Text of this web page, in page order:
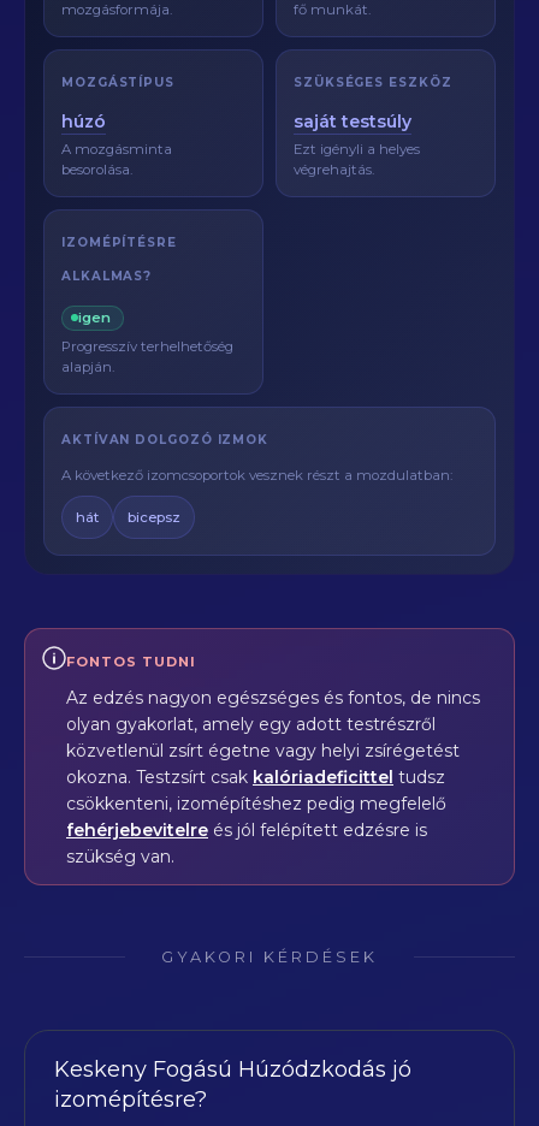
mozgásformája.
fő munkát.
MOZGÁSTÍPUS
húzó
A mozgásminta
besorolása.
SZÜKSÉGES ESZKÖZ
saját testsúly
Ezt igényli a helyes
végrehajtás.
IZOMÉPÍTÉSRE
ALKALMAS?
igen
Progresszív terhelhetőség
alapján.
AKTÍVAN DOLGOZÓ IZMOK
A következő izomcsoportok vesznek részt a mozdulatban:
hát bicepsz
FONTOS TUDNI
Az edzés nagyon egészséges és fontos, de nincs
olyan gyakorlat, amely egy adott testrészről
közvetlenül zsírt égetne vagy helyi zsírégetést
okozna. Testzsírt csak kalóriadeficittel tudsz
csökkenteni, izomépítéshez pedig megfelelő
fehérjebevitelre és jól felépített edzésre is
szükség van.
GYAKORI KÉRDÉSEK
Keskeny Fogású Húzódzkodás jó
izomépítésre?